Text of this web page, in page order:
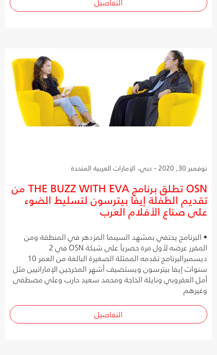
نوفمبر 30, 2020 - دبي، الإمارات العربية المتحدة
OSN تطلق برنامج THE BUZZ WITH EVA من
تقديم الطفلة إيفا بيترسون لتسليط الضوء
على صناع الأفلام العرب
• البرنامج يحتفي بمشهد السينما المزدهر في المنطقة ومن
المقرر عرضه لأول مرة حصرياً على شبكة OSN في 2
ديسمبرالبرنامج تقدمه الممثلة الصغيرة البالغة من العمر 10
سنوات إيفا بيترسون ويستضيف أشهر المخرجين الإماراتيين مثل
أمل العقروبي ونايلة الخاجة ومحمد سعيد حارب وعلي مصطفى
وغيرهم
التفاصيل